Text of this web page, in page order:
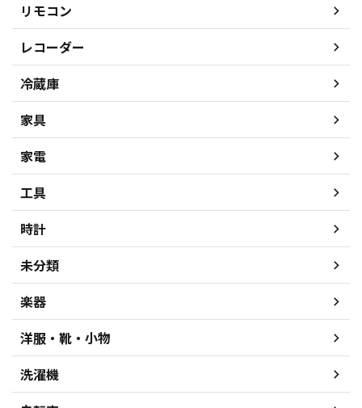
リモコン
レコーダー
冷蔵庫
家具
家電
工具
時計
未分類
楽器
洋服・靴・小物
洗濯機